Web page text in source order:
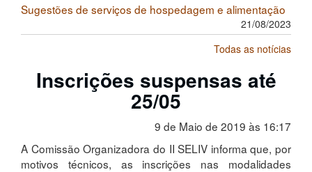
Sugestões de serviços de hospedagem e alimentação
21/08/2023
Todas as notícias
Inscrições suspensas até
25/05
9 de Maio de 2019 às 16:17
A Comissão Organizadora do II SELIV informa que, por
motivos técnicos, as inscrições nas modalidades